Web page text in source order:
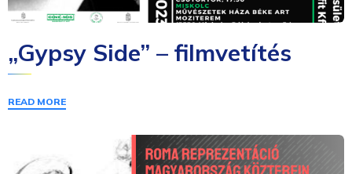
„Gypsy Side” – filmvetítés
READ MORE